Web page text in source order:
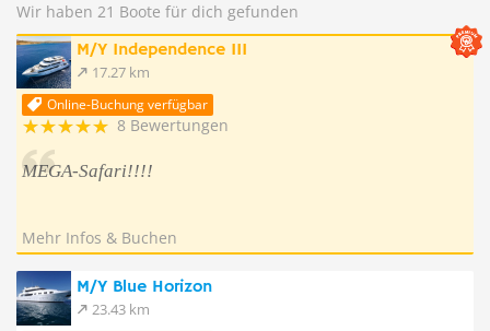
Wir haben 21 Boote für dich gefunden
M/Y Independence III
17.27 km
Online-Buchung verfügbar
8 Bewertungen
MEGA-Safari!!!!
Mehr Infos & Buchen
M/Y Blue Horizon
23.43 km